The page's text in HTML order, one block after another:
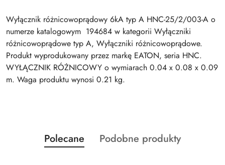
Wyłącznik różnicowoprądowy 6kA typ A HNC-25/2/003-A o
numerze katalogowym 194684 w kategorii Wyłączniki
różnicowoprądowe typ A, Wyłączniki różnicowoprądowe.
Produkt wyprodukowany przez markę EATON, seria HNC.
WYŁĄCZNIK RÓŻNICOWY o wymiarach 0.04 x 0.08 x 0.09
m. Waga produktu wynosi 0.21 kg.
Pomiń karuzelę produktów
Produkty
o
Polecane
Produkty
Podobne produkty